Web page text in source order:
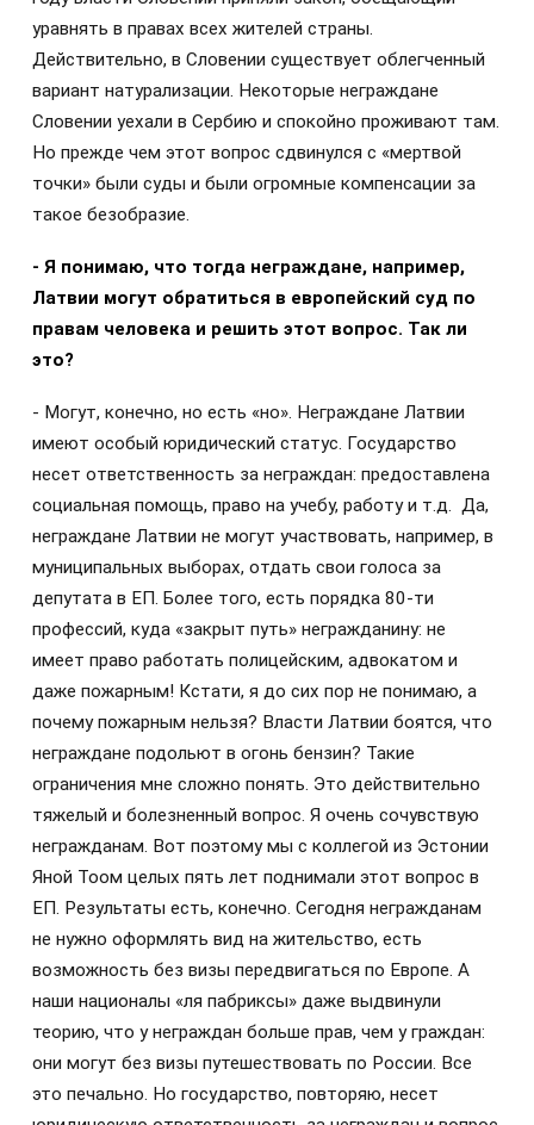
уравнять в правах всех жителей страны.
Действительно, в Словении существует облегченный
вариант натурализации. Некоторые неграждане
Словении уехали в Сербию и спокойно проживают там.
Но прежде чем этот вопрос сдвинулся с «мертвой
точки» были суды и были огромные компенсации за
такое безобразие.
- Я понимаю, что тогда неграждане, например,
Латвии могут обратиться в европейский суд по
правам человека и решить этот вопрос. Так ли
это?
- Могут, конечно, но есть «но». Неграждане Латвии
имеют особый юридический статус. Государство
несет ответственность за неграждан: предоставлена
социальная помощь, право на учебу, работу и т.д. Да,
неграждане Латвии не могут участвовать, например, в
муниципальных выборах, отдать свои голоса за
депутата в ЕП. Более того, есть порядка 80-ти
профессий, куда «закрыт путь» негражданину: не
имеет право работать полицейским, адвокатом и
даже пожарным! Кстати, я до сих пор не понимаю, а
почему пожарным нельзя? Власти Латвии боятся, что
неграждане подольют в огонь бензин? Такие
ограничения мне сложно понять. Это действительно
тяжелый и болезненный вопрос. Я очень сочувствую
негражданам. Вот поэтому мы с коллегой из Эстонии
Яной Тоом целых пять лет поднимали этот вопрос в
ЕП. Результаты есть, конечно. Сегодня негражданам
не нужно оформлять вид на жительство, есть
возможность без визы передвигаться по Европе. А
наши националы «ля пабриксы» даже выдвинули
теорию, что у неграждан больше прав, чем у граждан:
они могут без визы путешествовать по России. Все
это печально. Но государство, повторяю, несет